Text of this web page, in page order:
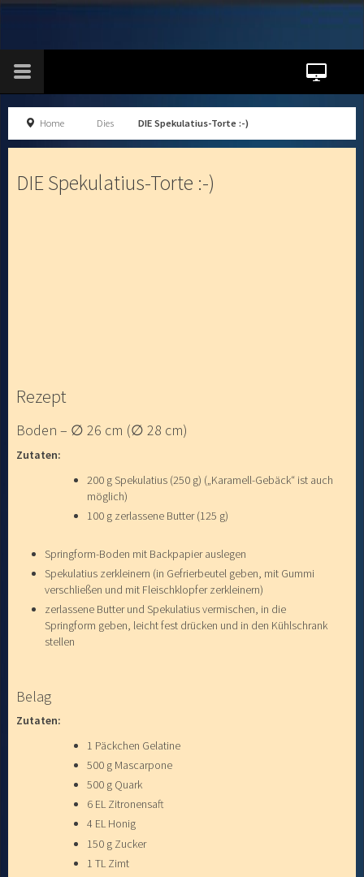
Home Dies DIE Spekulatius-Torte :-)
DIE Spekulatius-Torte :-)
Rezept
Boden – ∅ 26 cm (∅ 28 cm)
Zutaten:
200 g Spekulatius (250 g) („Karamell-Gebäck“ ist auch
möglich)
100 g zerlassene Butter (125 g)
Springform-Boden mit Backpapier auslegen
Spekulatius zerkleinern (in Gefrierbeutel geben, mit Gummi
verschließen und mit Fleischklopfer zerkleinern)
zerlassene Butter und Spekulatius vermischen, in die
Springform geben, leicht fest drücken und in den Kühlschrank
stellen
Belag
Zutaten:
1 Päckchen Gelatine
500 g Mascarpone
500 g Quark
6 EL Zitronensaft
4 EL Honig
150 g Zucker
1 TL Zimt